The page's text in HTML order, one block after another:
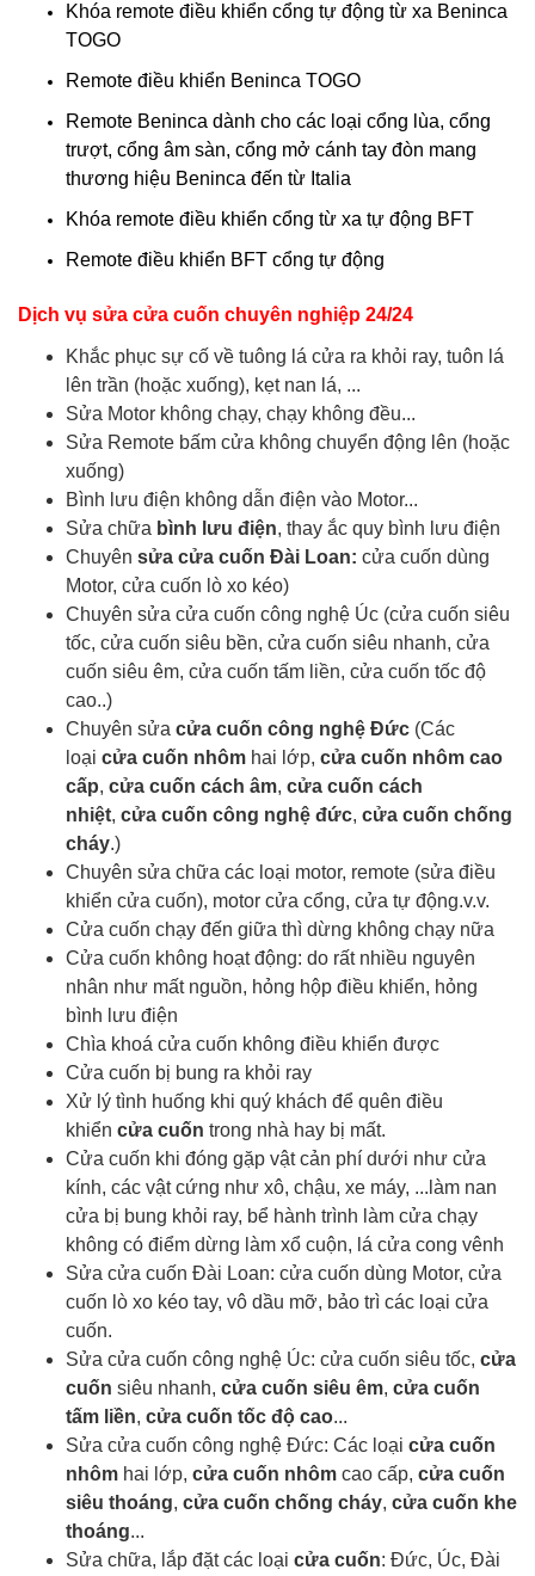
Khóa remote điều khiển cổng tự động từ xa Beninca
TOGO
Remote điều khiển Beninca TOGO
Remote Beninca dành cho các loại cổng lùa, cổng
trượt, cổng âm sàn, cổng mở cánh tay đòn mang
thương hiệu Beninca đến từ Italia
Khóa remote điều khiển cổng từ xa tự động BFT
Remote điều khiển BFT cổng tự động
Dịch vụ sửa cửa cuốn chuyên nghiệp 24/24
Khắc phục sự cố về tuông lá cửa ra khỏi ray, tuôn lá
lên trần (hoặc xuống), kẹt nan lá, ...
Sửa Motor không chạy, chạy không đều...
Sửa Remote bấm cửa không chuyển động lên (hoặc
xuống)
Bình lưu điện không dẫn điện vào Motor...
Sửa chữa bình lưu điện, thay ắc quy bình lưu điện
Chuyên sửa cửa cuốn Đài Loan: cửa cuốn dùng
Motor, cửa cuốn lò xo kéo)
Chuyên sửa cửa cuốn công nghệ Úc (cửa cuốn siêu
tốc, cửa cuốn siêu bền, cửa cuốn siêu nhanh, cửa
cuốn siêu êm, cửa cuốn tấm liền, cửa cuốn tốc độ
cao..)
Chuyên sửa cửa cuốn công nghệ Đức (Các
loại cửa cuốn nhôm hai lớp, cửa cuốn nhôm cao
cấp, cửa cuốn cách âm, cửa cuốn cách
nhiệt, cửa cuốn công nghệ đức, cửa cuốn chống
cháy.)
Chuyên sửa chữa các loại motor, remote (sửa điều
khiển cửa cuốn), motor cửa cổng, cửa tự động.v.v.
Cửa cuốn chạy đến giữa thì dừng không chạy nữa
Cửa cuốn không hoạt động: do rất nhiều nguyên
nhân như mất nguồn, hỏng hộp điều khiển, hỏng
bình lưu điện
Chìa khoá cửa cuốn không điều khiển được
Cửa cuốn bị bung ra khỏi ray
Xử lý tình huống khi quý khách để quên điều
khiển cửa cuốn trong nhà hay bị mất.
Cửa cuốn khi đóng gặp vật cản phí dưới như cửa
kính, các vật cứng như xô, chậu, xe máy, ...làm nan
cửa bị bung khỏi ray, bể hành trình làm cửa chạy
không có điểm dừng làm xổ cuộn, lá cửa cong vênh
Sửa cửa cuốn Đài Loan: cửa cuốn dùng Motor, cửa
cuốn lò xo kéo tay, vô dầu mỡ, bảo trì các loại cửa
cuốn.
Sửa cửa cuốn công nghệ Úc: cửa cuốn siêu tốc, cửa
cuốn siêu nhanh, cửa cuốn siêu êm, cửa cuốn
tấm liền, cửa cuốn tốc độ cao...
Sửa cửa cuốn công nghệ Đức: Các loại cửa cuốn
nhôm hai lớp, cửa cuốn nhôm cao cấp, cửa cuốn
siêu thoáng, cửa cuốn chống cháy, cửa cuốn khe
thoáng...
Sửa chữa, lắp đặt các loại cửa cuốn: Đức, Úc, Đài